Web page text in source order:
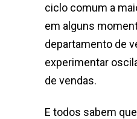
ciclo comum a
em alguns
departamento de
experimentar
de vendas.
E todos sabem